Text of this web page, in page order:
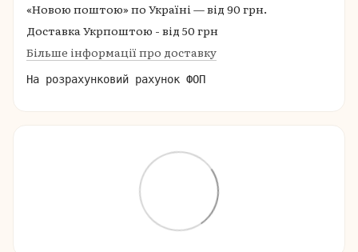
«Новою поштою» по Україні — від 90 грн.
Доставка Укрпоштою - від 50 грн
Більше інформації про доставку
На розрахунковий рахунок ФОП